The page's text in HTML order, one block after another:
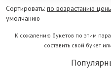
Сортировать: по возрастанию
умолчанию
К сожалению букетов по этим
составить свой букет